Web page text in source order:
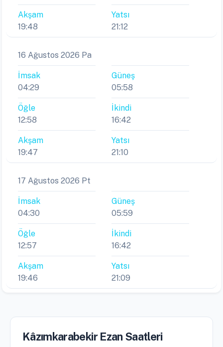
Akşam
19:48
Yatsı
21:12
16 Ağustos 2026 Pa
İmsak
04:29
Güneş
05:58
Öğle
12:58
İkindi
16:42
Akşam
19:47
Yatsı
21:10
17 Ağustos 2026 Pt
İmsak
04:30
Güneş
05:59
Öğle
12:57
İkindi
16:42
Akşam
19:46
Yatsı
21:09
Kâzımkarabekir Ezan Saatleri